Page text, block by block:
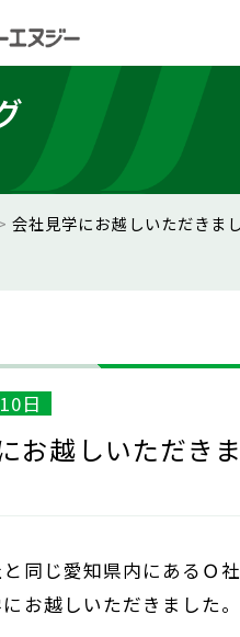
会社見学にお越しいただきま
日
お越しいただき
同じ愛知県内にあるＯ
お越しいただきました。